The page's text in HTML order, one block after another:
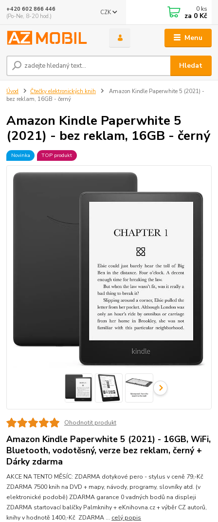
Menu
CZK
Hledat
+420 602 866 446
(Po-Ne, 8-20 hod.)
0 ks
za 0 Kč
Úvod Čtečky elektronických knih
Amazon Kindle Paperwhite 5 (2021) -
bez reklam, 16GB - černý
Amazon Kindle Paperwhite 5
(2021) - bez reklam, 16GB - černý
Novinka TOP produkt
Ohodnotit produkt
Amazon Kindle Paperwhite 5 (2021) - 16GB, WiFi,
Bluetooth, vodotěsný, verze bez reklam, černý +
Dárky zdarma
AKCE NA TENTO MĚSÍC: ZDARMA dotykové pero - stylus v ceně 79,-Kč
ZDARMA 7500 knih na DVD + mapy, návody, programy, slovníky atd. (v
elektronické podobě) ZDARMA garance 0 vadných bodů na displeji
ZDARMA startovací balíčky Palmknihy + eKnihovna.cz + výběr CZ autorů,
knihy v hodnotě 1400,-Kč ZDARMA ... celý popis